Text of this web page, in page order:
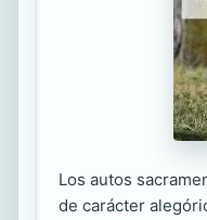
Los autos
de carácter